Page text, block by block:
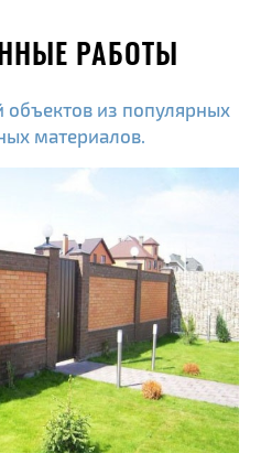
РАБОТЫ
объектов из популярных
материалов.